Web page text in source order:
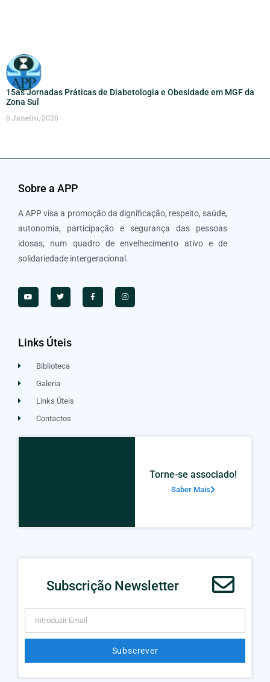
15as Jornadas Práticas de Diabetologia e Obesidade em MGF da
Zona Sul
6 Janeiro, 2026
Sobre a APP
A APP visa a promoção da dignificação, respeito, saúde,
autonomia, participação e segurança das pessoas
idosas, num quadro de envelhecimento ativo e de
solidariedade intergeracional.
Links Úteis
Biblioteca
Galeria
Links Úteis
Contactos
Torne-se associado!
Saber Mais
Subscrição Newsletter
Subscrever